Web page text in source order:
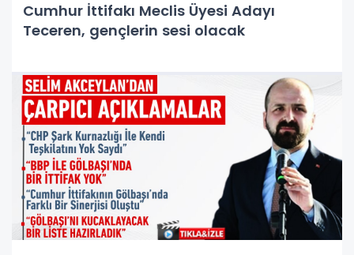
Cumhur İttifakı Meclis Üyesi Adayı
Teceren, gençlerin sesi olacak